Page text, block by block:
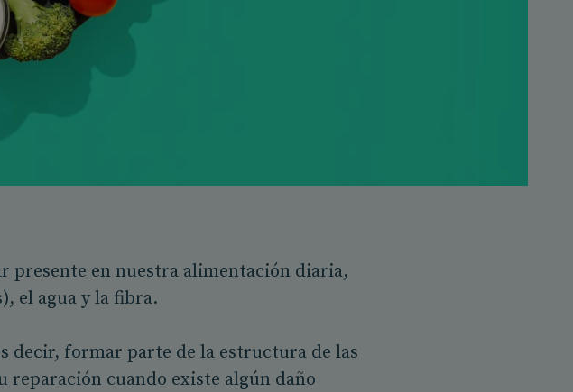
presente en nuestra alimentación diaria,
el agua y la fibra.
decir, formar parte de la estructura de las
reparación cuando existe algún daño